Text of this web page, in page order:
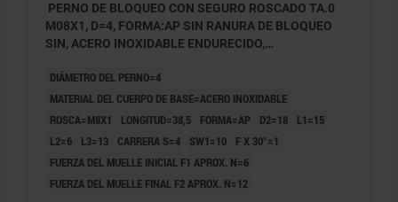
PERNO DE BLOQUEO CON SEGURO ROSCADO TA.0
M08X1, D=4, FORMA:AP SIN RANURA DE BLOQUEO
SIN, ACERO INOXIDABLE ENDURECIDO,
DIÁMETRO DEL PERNO=4
MATERIAL DEL CUERPO DE BASE=ACERO INOXIDABLE
ROSCA=M8X1
LONGITUD=38,5 FORMA=AP D2=18
L1=15
L2=6
L3=13 CARRERA S=4 SW1=10
F X 30°=1
FUERZA DEL MUELLE INICIAL F1 APROX. N=6
FUERZA DEL MUELLE FINAL F2 APROX. N=12